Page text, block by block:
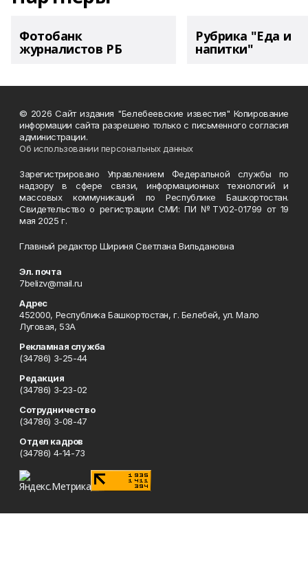
Фотобанк
журналистов РБ
Рубрика "Еда и
напитки"
© 2026 Сайт издания "Белебеевские известия" Копирование
информации сайта разрешено только с письменного согласия
администрации.
Об использовании персональных данных
Зарегистрировано Управлением Федеральной службы по
надзору в сфере связи, информационных технологий и
массовых коммуникаций по Республике Башкортостан.
Свидетельство о регистрации СМИ: ПИ №ТУ02-01799 от 19
мая 2025 г.
Главный редактор Шириня Светлана Вильдановна
Эл. почта
7belizv@mail.ru
Адрес
452000, Республика Башкортостан, г. Белебей, ул. Мало
Луговая, 53А
Рекламная служба
(34786) 3-25-44
Редакция
(34786) 3-23-02
Сотрудничество
(34786) 3-08-47
Отдел кадров
(34786) 4-14-73